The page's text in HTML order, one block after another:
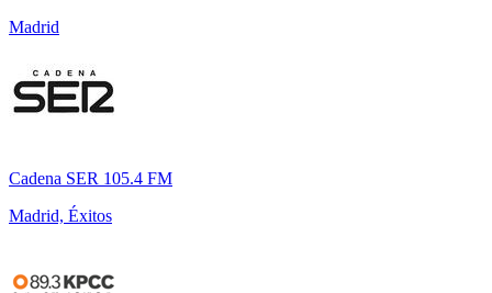
Madrid
Cadena SER 105.4 FM
Madrid, Éxitos